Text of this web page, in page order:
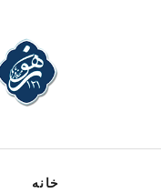
خانه